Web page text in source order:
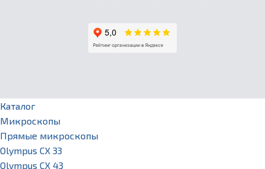
Каталог
Микроскопы
Прямые микроскопы
Olympus CX 33
Olympus CX 43